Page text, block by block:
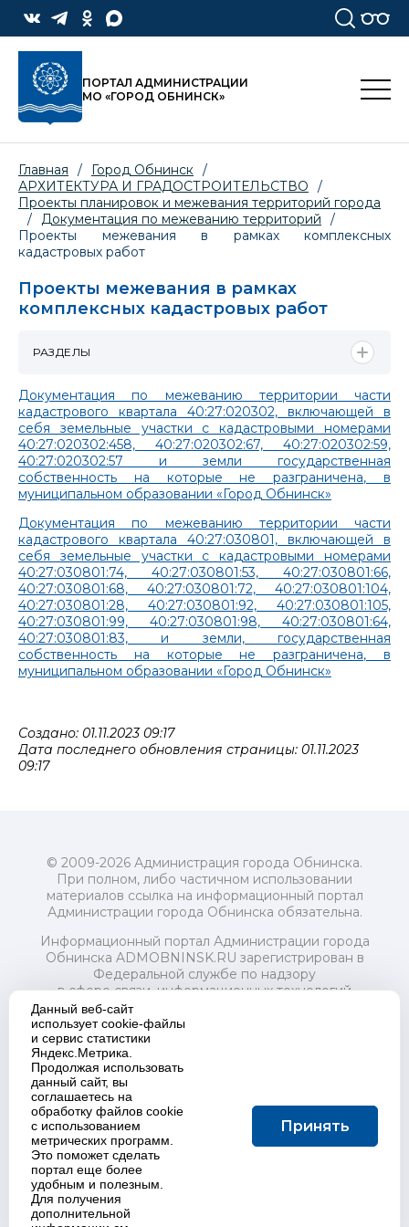
ПОРТАЛ АДМИНИСТРАЦИИ
МО «ГОРОД ОБНИНСК»
Главная / Город Обнинск /
АРХИТЕКТУРА И ГРАДОСТРОИТЕЛЬСТВО
/
Проекты планировок и межевания территорий города
/
Документация по межеванию территорий
/
Проекты межевания в рамках комплексных
кадастровых работ
Проекты межевания в рамках
комплексных кадастровых работ
Документация по межеванию территории части
кадастрового квартала 40:27:020302, включающей в
себя земельные участки с кадастровыми номерами
40:27:020302:458, 40:27:020302:67, 40:27:020302:59,
40:27:020302:57 и земли государственная
собственность на которые не разграничена, в
муниципальном образовании «Город Обнинск»
Документация по межеванию территории части
кадастрового квартала 40:27:030801, включающей в
себя земельные участки с кадастровыми номерами
40:27:030801:74, 40:27:030801:53, 40:27:030801:66,
40:27:030801:68, 40:27:030801:72, 40:27:030801:104,
40:27:030801:28, 40:27:030801:92, 40:27:030801:105,
40:27:030801:99, 40:27:030801:98, 40:27:030801:64,
40:27:030801:83, и земли, государственная
собственность на которые не разграничена, в
муниципальном образовании «Город Обнинск»
Создано: 01.11.2023 09:17
Дата последнего обновления страницы: 01.11.2023
09:17
РАЗДЕЛЫ
© 2009-2026 Администрация города Обнинска.
При полном, либо частичном использовании
материалов ссылка на информационный портал
Администрации города Обнинска обязательна.
Информационный портал Администрации города
Обнинска ADMOBNINSK.RU зарегистрирован в
Федеральной службе по надзору
в сфере связи, информационных технологий
и массовых коммуникаций (Роскомнадзор) 24 июля
2018 года.
Свидетельство о регистрации Эл № ФС77-73321
Учредитель: Администрация (исполнительно-
распорядительный орган) городского округа "Город
Обнинск". Главный редактор: Байкова Е.А.
Адрес электронной почты Редакции:
redactor@admobninsk.ru
Телефон Редакции: +7 (484) 395-85-85
Настоящий ресурс содержит материалы 18+
Политика в отношении обработки персональных
Данный веб-сайт
использует cookie-файлы
и сервис статистики
Яндекс.Метрика.
Продолжая использовать
данный сайт, вы
соглашаетесь на
обработку файлов cookie
с использованием
метрических программ.
Это поможет сделать
портал еще более
удобным и полезным.
Для получения
дополнительной
Принять